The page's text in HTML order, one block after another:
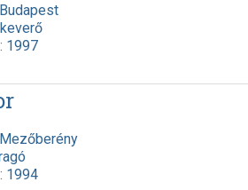
Budapest
1997
Mezőberény
1994